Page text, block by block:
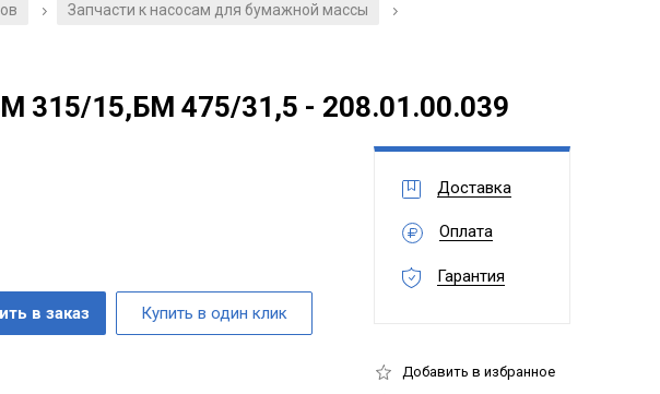
/ Запчасти к насосам для бумажной массы
/
315/15,БМ 475/31,5 - 208.01.00.039
Доставка
Оплата
Гарантия
Добавить в избранное